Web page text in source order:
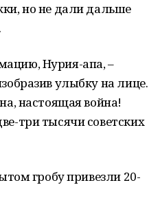
но не дали дальше
Нурия-апа, –
улыбку на лице.
настоящая война!
три тысячи советских
гробу привезли 20-